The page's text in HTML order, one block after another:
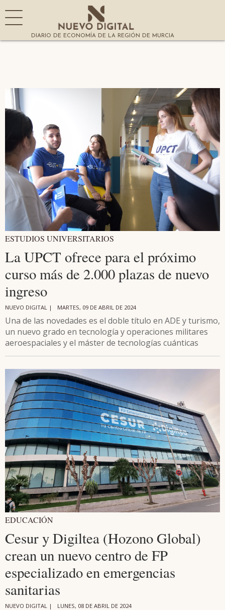
DIARIO DE ECONOMÍA DE LA REGIÓN DE MURCIA
ESTUDIOS UNIVERSITARIOS
La UPCT ofrece para el próximo
curso más de 2.000 plazas de nuevo
ingreso
NUEVO DIGITAL | MARTES, 09 DE ABRIL DE 2024
Una de las novedades es el doble título en ADE y turismo,
un nuevo grado en tecnología y operaciones militares
aeroespaciales y el máster de tecnologías cuánticas
EDUCACIÓN
Cesur y Digiltea (Hozono Global)
crean un nuevo centro de FP
especializado en emergencias
sanitarias
NUEVO DIGITAL | LUNES, 08 DE ABRIL DE 2024